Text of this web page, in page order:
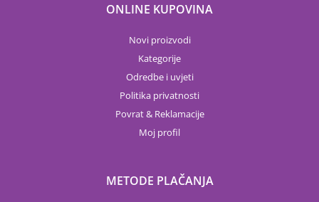
ONLINE KUPOVINA
Novi proizvodi
Kategorije
Odredbe i uvjeti
Politika privatnosti
Povrat & Reklamacije
Moj profil
METODE PLAČANJA